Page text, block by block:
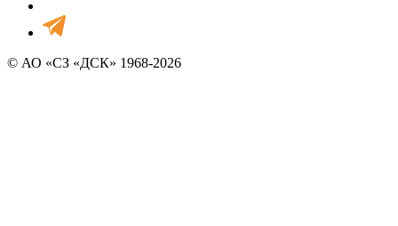
© АО «СЗ «ДСК» 1968-2026